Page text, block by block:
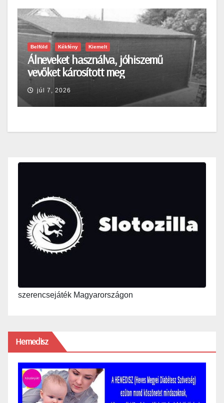
Belföld Kékfény Kiemelt
Álneveket használva, jóhiszemű
vevőket károsított meg
júl 7, 2026
szerencsejáték Magyarországon
Hemedisz